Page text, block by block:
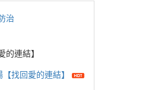
治
連結】
【找回愛的連結】